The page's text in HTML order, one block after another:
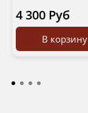
4 300 Руб
В корзину